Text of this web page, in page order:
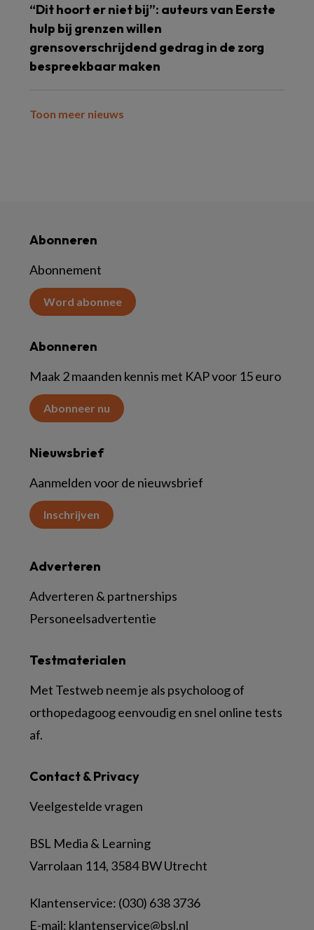
“Dit hoort er niet bij”: auteurs van Eerste
hulp bij grenzen willen
grensoverschrijdend gedrag in de zorg
bespreekbaar maken
Toon meer nieuws
Abonneren
Abonnement
Word abonnee
Abonneren
Maak 2 maanden kennis met KAP voor 15 euro
Abonneer nu
Nieuwsbrief
Aanmelden voor de nieuwsbrief
Inschrijven
Contact & Privacy
Veelgestelde vragen
BSL Media & Learning
Varrolaan 114, 3584 BW Utrecht
Klantenservice: (030) 638 3736
E-mail: klantenservice@bsl.nl
Testmaterialen
Met Testweb neem je als psycholoog of
orthopedagoog eenvoudig en snel online tests
af.
Adverteren
Adverteren & partnerships
Personeelsadvertentie